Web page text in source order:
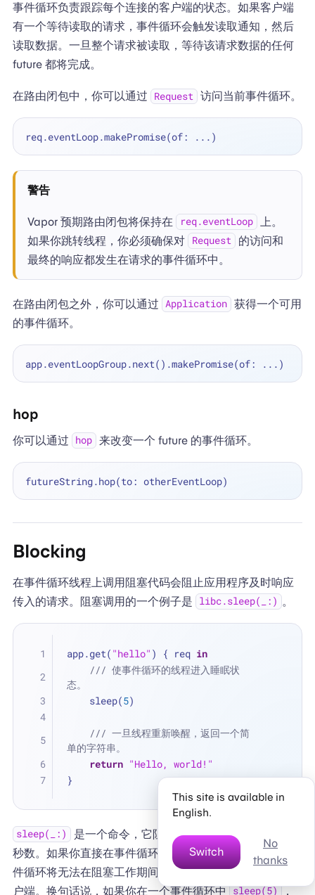
事件循环负责跟踪每个连接的客户端的状态。如果客户端
有一个等待读取的请求，事件循环会触发读取通知，然后
读取数据。一旦整个请求被读取，等待该请求数据的任何
future 都将完成。
在路由闭包中，你可以通过 Request 访问当前事件循环。
req.eventLoop.makePromise(of: ...
警告
Vapor 预期路由闭包将保持在 req.eventLoop
上。
如果你跳转线程，你必须确保对
Request
的访问和
最终的响应都发生在请求的事件循环中。
在路由闭包之外，你可以通过 Application 获得一个可用
的事件循环。
app.eventLoopGroup.next().makePromise(of: ...
hop
你可以通过 hop 来改变一个 future 的事件循环。
Blocking
在事件循环线程上调用阻塞代码会阻止应用程序及时响应
传入的请求。阻塞调用的一个例子是
libc.sleep(_:) 。
app.get( "hello" ) { req in
/// 使事件循环的线程进入睡眠状
态。
    sleep(
5)
/// 一旦线程重新唤醒，返回一个简
单的字符串。
return "Hello, world!"
}
sleep(_:)
是一个命令，它阻塞当前线程以获得所提供的
秒数。如果你直接在事件循环上执行这样的阻塞工作，事
件循环将无法在阻塞工作期间响应分配给它的任何其他客
户端。换句话说，如果你在一个事件循环中
sleep(5) ，
This site is available in
English.
Switch
No
thanks